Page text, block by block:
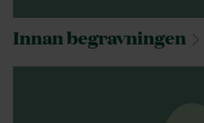
Innanbegravningen